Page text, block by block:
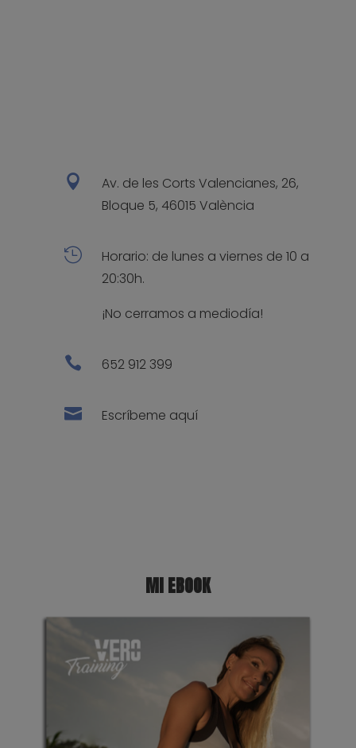

Av. de les Corts Valencianes, 26,
Bloque 5, 46015 València

Horario: de lunes a viernes de 10 a
20:30h.
¡No cerramos a mediodía!
 652 912 399
 Escríbeme aquí
MI EBOOK